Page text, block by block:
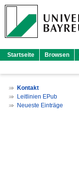
Startseite Browsen
Kontakt
Leitlinien EPub
Neueste Einträge